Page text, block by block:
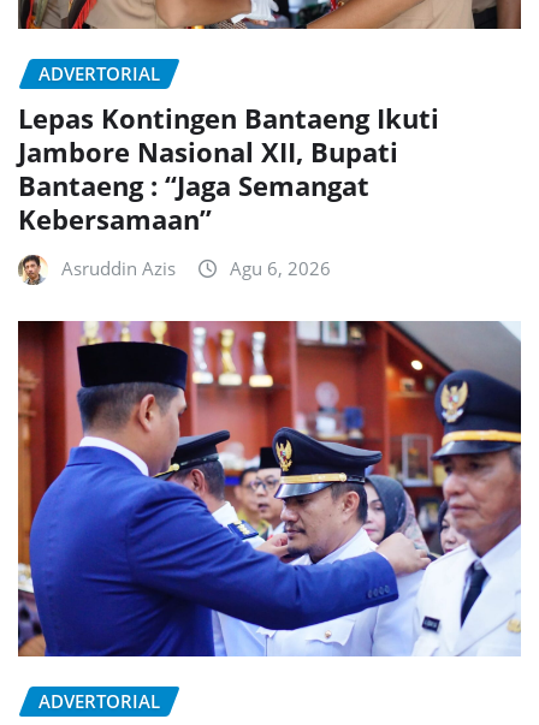
ADVERTORIAL
Lepas Kontingen Bantaeng Ikuti
Jambore Nasional XII, Bupati
Bantaeng : “Jaga Semangat
Kebersamaan”
Asruddin Azis Agu 6, 2026
ADVERTORIAL